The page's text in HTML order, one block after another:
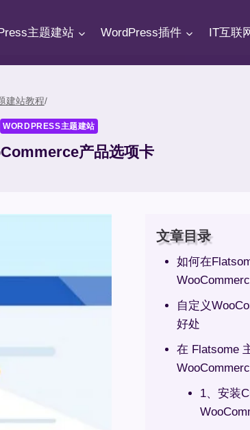
主题建站 WordPress插件 IT互联
建站教程/
WORDPRESS主题建站
产品选项卡
文章目录
如何在
自定义
好处
在 Flatsome
1、安装